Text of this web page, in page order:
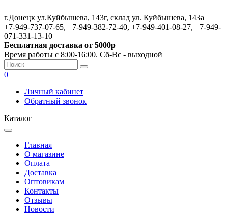
г.Донецк ул.Куйбышева, 143г, склад ул. Куйбышева, 143а
+7-949-737-07-65, +7-949-382-72-40, +7-949-401-08-27, +7-949-
071-331-13-10
Бесплатная доставка от 5000р
Время работы с 8:00-16:00. Сб-Вс - выходной
0
Личный кабинет
Обратный звонок
Каталог
Главная
О магазине
Оплата
Доставка
Оптовикам
Контакты
Отзывы
Новости